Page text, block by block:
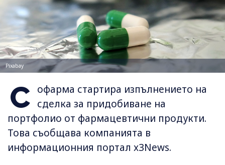
Pixabay
С офарма стартира изпълнението на
сделка за придобиване на
портфолио от фармацевтични продукти.
Това съобщава компанията в
информационния портал x3News.